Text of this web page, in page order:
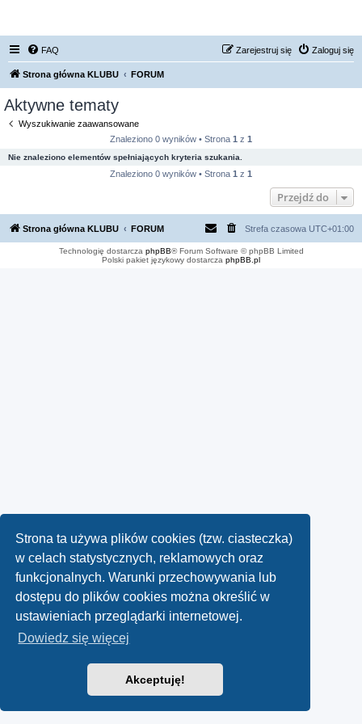
Strona ta używa plików cookies (tzw. ciasteczka)
w celach statystycznych, reklamowych oraz
funkcjonalnych. Warunki przechowywania lub
dostępu do plików cookies można określić w
ustawieniach przeglądarki internetowej.
Dowiedz się więcej
Akceptuję!
FAQ Zaloguj się
Zarejestruj się
Strona główna KLUBU FORUM
Aktywne tematy
Wyszukiwanie zaawansowane
Znaleziono 0 wyników • Strona 1 z 1
Nie znaleziono elementów spełniających kryteria szukania.
Znaleziono 0 wyników • Strona 1 z 1
Przejdź do
Strona główna KLUBU FORUM Strefa czasowa UTC+01:00
Technologię dostarcza phpBB® Forum Software © phpBB Limited
Polski pakiet językowy dostarcza phpBB.pl